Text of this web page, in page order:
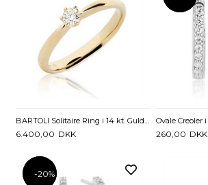
BARTOLI Solitaire Ring i 14 kt. Guld med Diamant 0,10 ct.
6.400,00 DKK 260,00 DKK
-20%
-20%